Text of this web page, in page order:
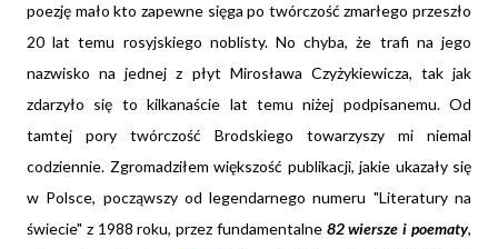
poezję mało kto zapewne sięga po twórczość zmarłego przeszło
20 lat temu rosyjskiego noblisty. No chyba, że trafi na jego
nazwisko na jednej z płyt Mirosława Czyżykiewicza, tak jak
zdarzyło się to kilkanaście lat temu niżej podpisanemu. Od
tamtej pory twórczość Brodskiego towarzyszy mi niemal
codziennie. Zgromadziłem większość publikacji, jakie ukazały się
w Polsce, począwszy od legendarnego numeru "Literatury na
świecie" z 1988 roku, przez fundamentalne 82 wiersze i poematy,